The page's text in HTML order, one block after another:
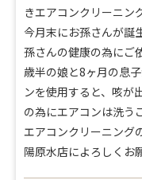
きエアコンクリーニン
今月末にお孫さんが誕
孫さんの健康の為にご
歳半の娘と8ヶ月の息
ンを使用すると、咳が
の為にエアコンは洗う
エアコンクリーニング
陽原水店によろしくお